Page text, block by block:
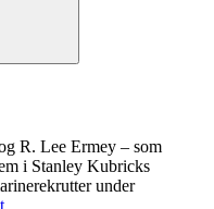
R. Lee Ermey – som
i Stanley Kubricks
under